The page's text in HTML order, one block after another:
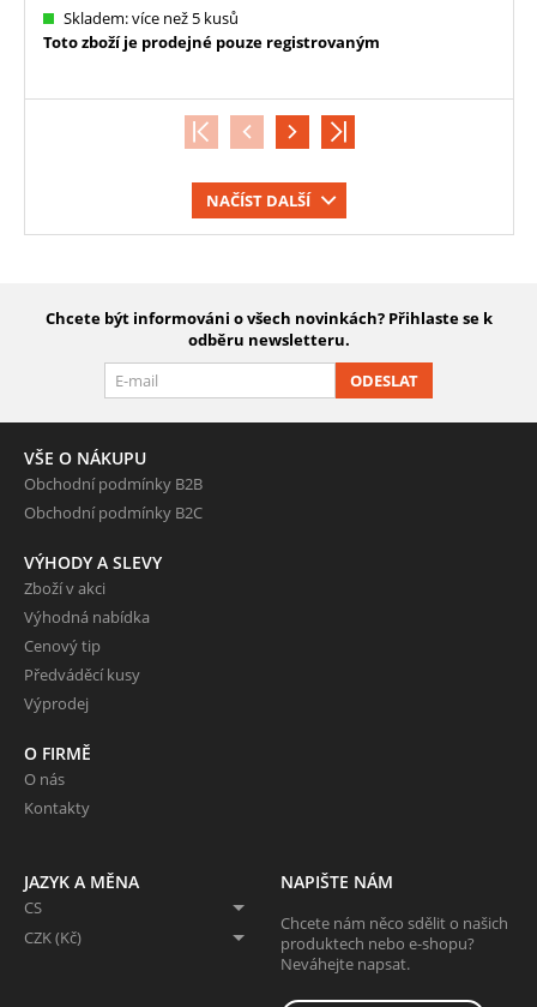
Skladem: více než 5 kusů
Toto zboží je prodejné pouze registrovaným
NAČÍST DALŠÍ
Chcete být informováni o všech novinkách? Přihlaste se k
odběru newsletteru.
ODESLAT
VŠE O NÁKUPU
Obchodní podmínky B2B
Obchodní podmínky B2C
VÝHODY A SLEVY
Zboží v akci
Výhodná nabídka
Cenový tip
Předváděcí kusy
Výprodej
O FIRMĚ
O nás
Kontakty
JAZYK A MĚNA
CS
CZK (Kč)
NAPIŠTE NÁM
Chcete nám něco sdělit o našich
produktech nebo e-shopu?
Neváhejte napsat.